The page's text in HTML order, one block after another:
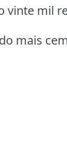
vinte mil
mais